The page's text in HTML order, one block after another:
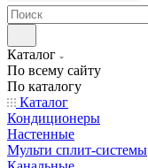
Каталог
По всему сайту
По каталогу
Каталог
Кондиционеры
Настенные
Мульти сплит-системы